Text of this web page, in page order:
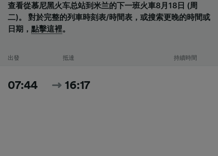
查看從慕尼黑火车总站到米兰的下一班火車8月18日 (周
二)。 對於完整的列車時刻表/時間表，或搜索更晚的時間或
日期， 點擊這裡。
出發 抵達 持續時間
07:44 16:17